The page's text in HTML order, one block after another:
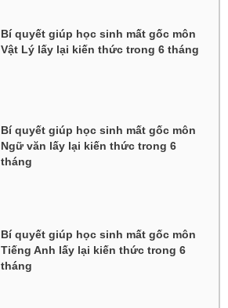
Bí quyết giúp học sinh mất gốc môn
Vật Lý lấy lại kiến thức trong 6 tháng
Bí quyết giúp học sinh mất gốc môn
Ngữ văn lấy lại kiến thức trong 6
tháng
Bí quyết giúp học sinh mất gốc môn
Tiếng Anh lấy lại kiến thức trong 6
tháng